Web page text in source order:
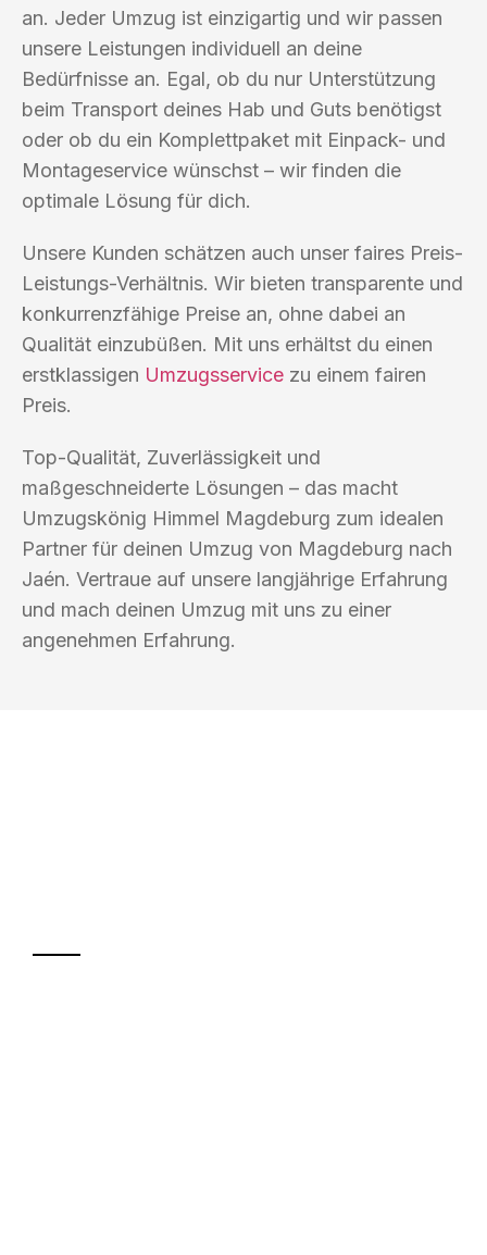
an. Jeder Umzug ist einzigartig und wir passen
unsere Leistungen individuell an deine
Bedürfnisse an. Egal, ob du nur Unterstützung
beim Transport deines Hab und Guts benötigst
oder ob du ein Komplettpaket mit Einpack- und
Montageservice wünschst – wir finden die
optimale Lösung für dich.
Unsere Kunden schätzen auch unser faires Preis-
Leistungs-Verhältnis. Wir bieten transparente und
konkurrenzfähige Preise an, ohne dabei an
Qualität einzubüßen. Mit uns erhältst du einen
erstklassigen Umzugsservice zu einem fairen
Preis.
Top-Qualität, Zuverlässigkeit und
maßgeschneiderte Lösungen – das macht
Umzugskönig Himmel Magdeburg zum idealen
Partner für deinen Umzug von Magdeburg nach
Jaén. Vertraue auf unsere langjährige Erfahrung
und mach deinen Umzug mit uns zu einer
angenehmen Erfahrung.